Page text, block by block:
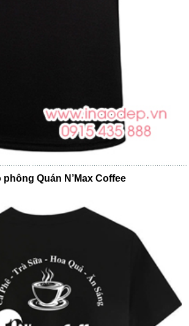
phông Quán N’Max Coffee